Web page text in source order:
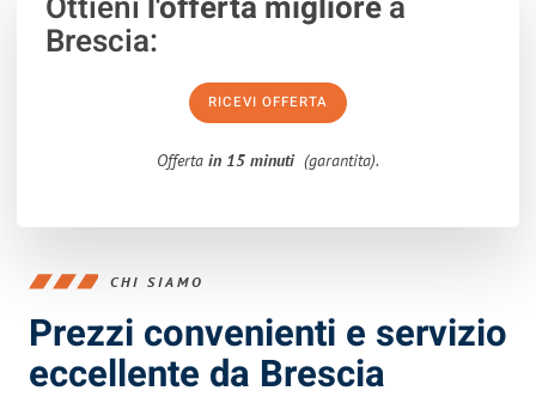
Brescia:
RICEVI OFFERTA
Offerta in 15 minuti (garantita).
CHI SIAMO
Prezzi convenienti e servizio
eccellente da Brescia